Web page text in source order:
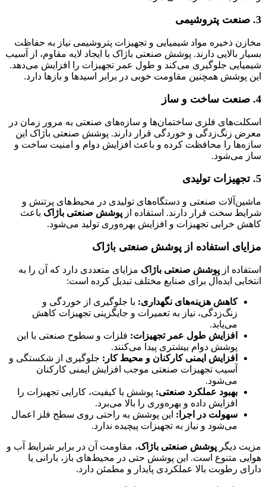
3. صنعت پتروشیمی
مخازن ذخیره مواد شیمیایی و تجهیزات پتروشیمی نیاز به حفاظت
بسیار بالایی دارند. پوشش صنعتی باژاک با ایجاد لایه مقاوم، از آسیب
شیمیایی جلوگیری می‌کند و طول عمر تجهیزات را افزایش می‌دهد.
این پوشش همچنین مقاومت خوبی در برابر اسیدها و بازها دارد.
4. صنعت ساخت و ساز
اسکلت‌های فلزی ساختمان‌ها و سازه‌های صنعتی به مرور زمان در
معرض زنگ‌زدگی و خوردگی قرار دارند. پوشش صنعتی باژاک این
سازه‌ها را محافظت کرده و باعث افزایش دوام و امنیت ساخت و
ساز می‌شود.
5. تجهیزات تولیدی
ماشین‌آلات صنعتی و دستگاه‌های تولیدی در محیط‌های پرتنش و
شرایط سخت قرار دارند. استفاده از پوشش صنعتی باژاک باعث
کاهش خرابی تجهیزات و افزایش بهره‌وری تولید می‌شود.
مزایای استفاده از پوشش صنعتی باژاک
استفاده از پوشش صنعتی باژاک مزایای متعددی دارد که آن را به
انتخابی ایده‌آل برای صنایع مختلف تبدیل کرده است:
کاهش هزینه‌های نگهداری: با جلوگیری از خوردگی و
زنگ‌زدگی، نیاز به تعمیرات و جایگزینی تجهیزات کاهش
می‌یابد.
افزایش طول عمر تجهیزات: فلزات و سطوح صنعتی با این
پوشش دوام بیشتری پیدا می‌کنند.
افزایش ایمنی کارکنان و محیط کار: جلوگیری از شکستگی و
آسیب تجهیزات صنعتی موجب افزایش ایمنی کارکنان
می‌شود.
بهبود عملکرد صنعتی: پوشش با کیفیت، کارایی تجهیزات را
افزایش داده و بهره‌وری را بالا می‌برد.
سهولت در اجرا: این پوشش به راحتی روی سطح فلز اعمال
می‌شود و نیاز به تجهیزات پیچیده ندارد.
مزیت دیگر پوشش صنعتی باژاک، مقاومت آن در برابر شرایط آب و
هوایی متنوع است. این پوشش حتی در محیط‌های باز، بارانی یا
دارای رطوبت بالا عملکردی پایدار و مطمئن دارد.